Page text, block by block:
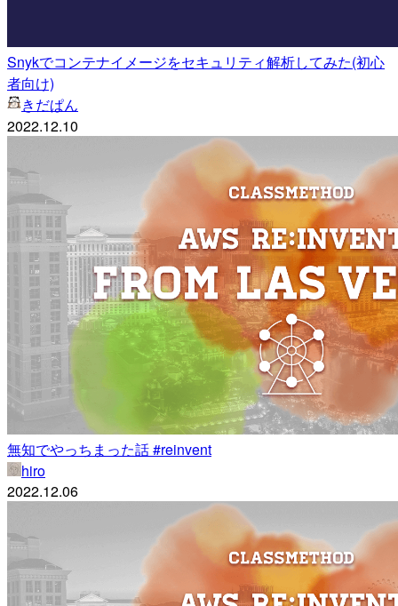
Snykでコンテナイメージをセキュリティ解析してみた(初心
者向け)
きだぱん
2022.12.10
無知でやっちまった話 #reinvent
hiro
2022.12.06